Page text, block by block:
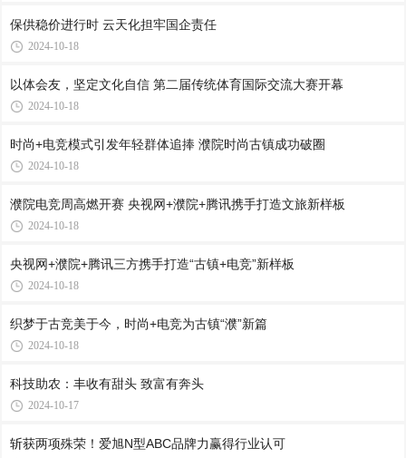
保供稳价进行时 云天化担牢国企责任
2024-10-18
以体会友，坚定文化自信 第二届传统体育国际交流大赛开幕
2024-10-18
时尚+电竞模式引发年轻群体追捧 濮院时尚古镇成功破圈
2024-10-18
濮院电竞周高燃开赛 央视网+濮院+腾讯携手打造文旅新样板
2024-10-18
央视网+濮院+腾讯三方携手打造“古镇+电竞”新样板
2024-10-18
织梦于古竞美于今，时尚+电竞为古镇“濮”新篇
2024-10-18
科技助农：丰收有甜头 致富有奔头
2024-10-17
斩获两项殊荣！爱旭N型ABC品牌力赢得行业认可